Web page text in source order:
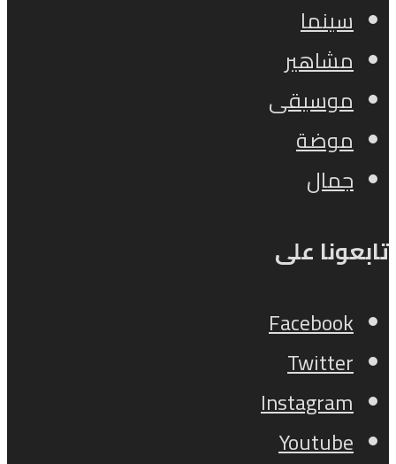
سينما
مشاهير
موسيقى
موضة
جمال
تابعونا على
Facebook
Twitter
Instagram
Youtube